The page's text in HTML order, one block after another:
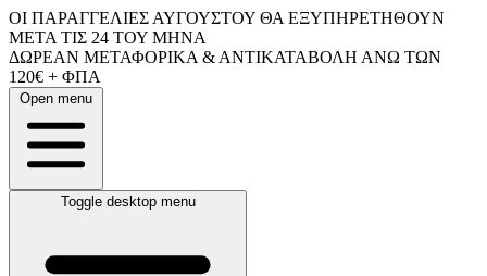
ΟΙ ΠΑΡΑΓΓΕΛΙΕΣ ΑΥΓΟΥΣΤΟΥ ΘΑ ΕΞΥΠΗΡΕΤΗΘΟΥΝ
ΜΕΤΑ ΤΙΣ 24 ΤΟΥ ΜΗΝΑ
ΔΩΡΕΑΝ ΜΕΤΑΦΟΡΙΚΑ & ΑΝΤΙΚΑΤΑΒΟΛΗ ΑΝΩ ΤΩΝ
120€ + ΦΠΑ
Open menu
Toggle desktop menu